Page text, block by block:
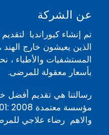
عن الشركة
تم إنشاء كيورانديا
الذين يعيشون خارج
المستشفيات والأطباء ،
بأسعار معقولة للمرضى.
رسالتنا هي تقديم أفضل
والاهم رضاء علاجي